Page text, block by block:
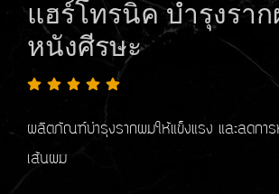
แฮร์โทรนิค บำรุงรา
หนังศีรษะ
ผลิตภัณฑ์บำรุงรากผมให้แข็งแรง และลดการ
เส้นผม